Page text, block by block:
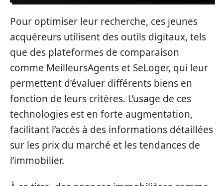
Pour optimiser leur recherche, ces jeunes
acquéreurs utilisent des outils digitaux, tels
que des plateformes de comparaison
comme MeilleursAgents et SeLoger, qui leur
permettent d’évaluer différents biens en
fonction de leurs critères. L’usage de ces
technologies est en forte augmentation,
facilitant l’accès à des informations détaillées
sur les prix du marché et les tendances de
l’immobilier.